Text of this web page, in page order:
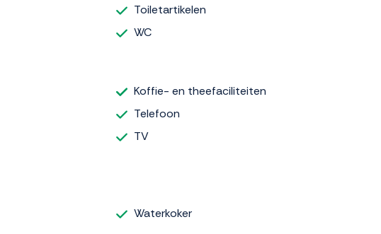
Toiletartikelen
WC
Koffie- en theefaciliteiten
Telefoon
TV
Waterkoker